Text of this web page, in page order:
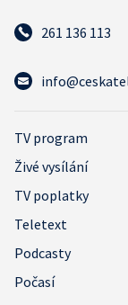
261 136 113
TV program
Živé vysílání
TV poplatky
Teletext
Podcasty
Počasí